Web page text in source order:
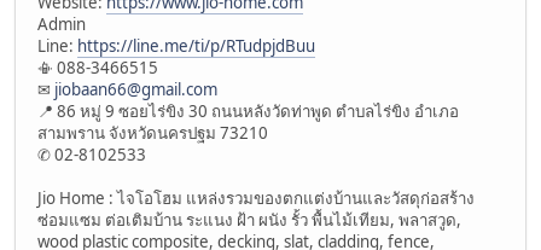
Admin
Line: https://line.me/ti/p/RTudpjdBuu
📳 088-3466515
✉ jiobaan66@gmail.com
📍 86 หมู่ 9 ซอยไร่ขิง 30 ถนนหลังวัดท่าพูด ตำบลไร่ขิง อำเภอ
สามพราน จังหวัดนครปฐม 73210
✆ 02-8102533
Jio Home : ไจโอโฮม แหล่งรวมของตกแต่งบ้านและวัสดุก่อสร้าง
ซ่อมแซม ต่อเติมบ้าน ระแนง ฝ้า ผนัง รั้ว พื้นไม้เทียม, พลาสวูด,
wood plastic composite, decking, slat, cladding, fence,